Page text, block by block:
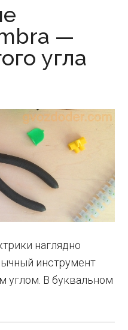
—
угла
наглядно
инструмент
углом. В буквальном